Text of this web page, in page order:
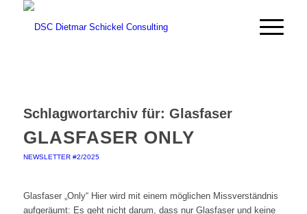
Schlagwortarchiv für: Glasfaser
GLASFASER ONLY
NEWSLETTER #2/2025
Glasfaser „Only“ Hier wird mit einem möglichen Missverständnis
aufgeräumt: Es geht nicht darum, dass nur Glasfaser und keine